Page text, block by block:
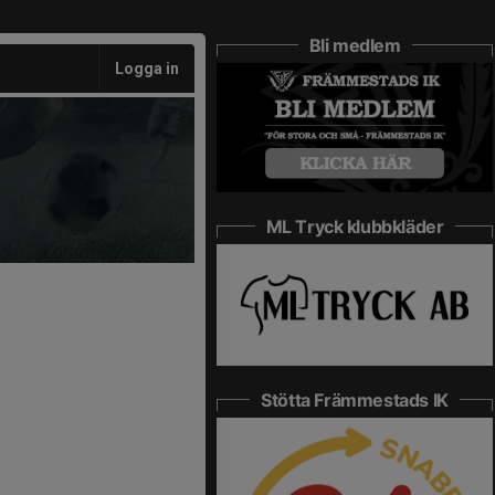
Logga in
Bli medlem
ML Tryck klubbkläder
Stötta Främmestads IK